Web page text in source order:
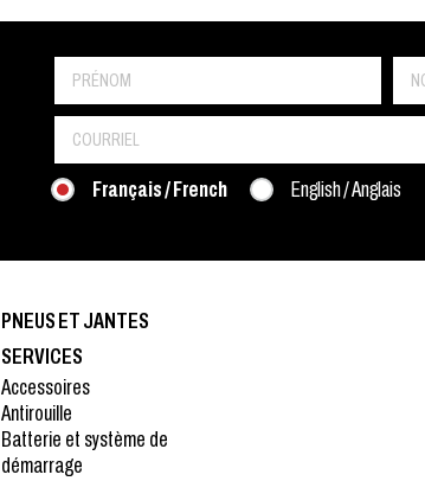
Français / French English / Anglais
PNEUS ET JANTES
SERVICES
Accessoires
Antirouille
Batterie et système de
démarrage